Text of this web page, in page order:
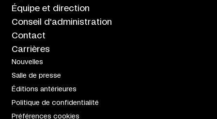
Équipe et direction
Conseil d'administration
Contact
Carrières
Nouvelles
Salle de presse
Éditions antérieures
Politique de confidentialité
Préférences cookies